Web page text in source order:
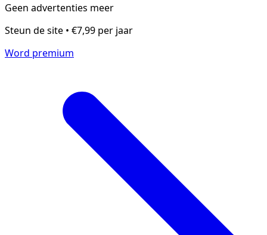
Geen advertenties meer
Steun de site • €7,99 per jaar
Word premium